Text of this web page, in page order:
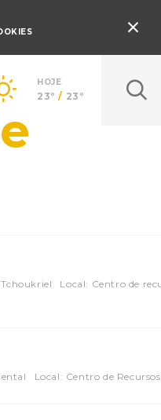

HOJE
23º/ 23º
Local: Centro de
Local: Centro de